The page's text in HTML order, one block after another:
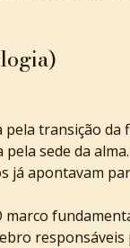
transição da
pela sede da
já apontavam
marco